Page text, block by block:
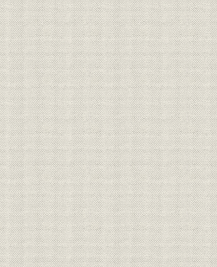
視システム・現地試験(日本道路
公団[に納入])
製品;海外事業
世界の人々と共に (1)パワーグリ
ッド社向け22kV受変電設備
HCLAD-20GA据付(シンガポー
ル)(2)地下鉄の電源システムを
担う(シンガポール)(3)明電クォ
ーツ(マレーシア)水晶研磨工程
(マラッカ)(4)明電シンガポール
変圧器工場(シンガポール)(5)新
交通システム用145kV管路形ガ
ス絶縁開閉装置の据付検査(クア
ラルンプール)(6)同上用750V直
流変電所配線工事(クアラルンプ
ール)(7)明電クォーツ(マレーシ
ア)水晶振動子件の工程(マラッ
カ)
技術
伝統技術の発展 (1)回転機工場シ
ャフト製造ライン(名古屋・電動
力システム工場)(2)フィリピン
電力公社ミンダナオ島59MVA
70極ディーゼル発電機(3)マレー
シア電力庁向け19.6MVA低速デ
ィーゼル発電機組立(太田工場)
(4)装置工場インバータ組立ライ
ン(名古屋・電動力システム工
場)(5)タービン発電機のシャフ
ト加工(太田工場)(6)高性能電気
自動車「ルシオール」(国立環境
研究所[に納入])(7)電気自動車用
インホイールモータ(8)大型変圧
器の夜間配送(中部電力[に納入])